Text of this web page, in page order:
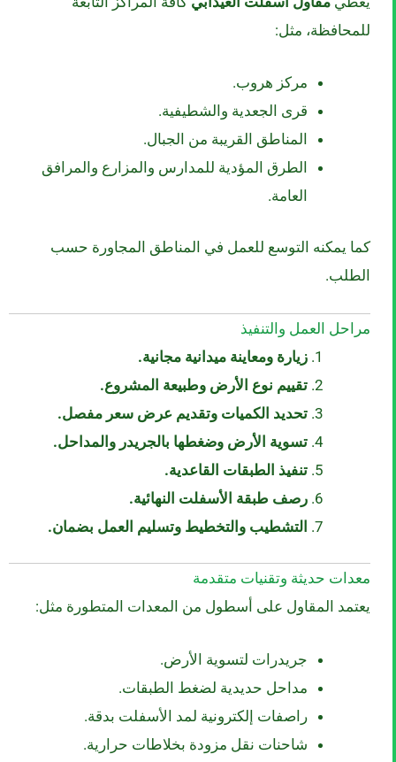
للمحافظة، مثل:
مركز هروب.
قرى الجعدية والشطيفية.
المناطق القريبة من الجبال.
الطرق المؤدية للمدارس والمزارع والمرافق
العامة.
كما يمكنه التوسع للعمل في المناطق المجاورة حسب
الطلب.
مراحل العمل والتنفيذ
زيارة ومعاينة ميدانية مجانية.
تقييم نوع الأرض وطبيعة المشروع.
تحديد الكميات وتقديم عرض سعر مفصل.
تسوية الأرض وضغطها بالجريدر والمداحل.
تنفيذ الطبقات القاعدية.
رصف طبقة الأسفلت النهائية.
التشطيب والتخطيط وتسليم العمل بضمان.
معدات حديثة وتقنيات متقدمة
يعتمد المقاول على أسطول من المعدات المتطورة مثل:
جريدرات لتسوية الأرض.
مداحل حديدية لضغط الطبقات.
راصفات إلكترونية لمد الأسفلت بدقة.
شاحنات نقل مزودة بخلاطات حرارية.